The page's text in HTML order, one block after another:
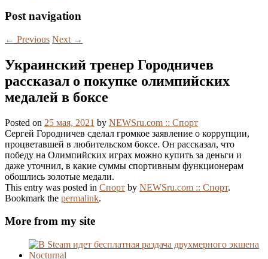
Post navigation
← Previous Next →
Украинский тренер Городничев
рассказал о покупке олимпийских
медалей в боксе
Posted on 25 мая, 2021 by NEWSru.com :: Спорт
Сергей Городничев сделал громкое заявление о коррупции,
процветавшей в любительском боксе. Он рассказал, что
победу на Олимпийских играх можно купить за деньги и
даже уточнил, в какие суммы спортивным функционерам
обошлись золотые медали.
This entry was posted in Спорт by NEWSru.com :: Спорт.
Bookmark the permalink.
More from my site